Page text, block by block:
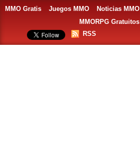
MMO Gratis Juegos MMO Noticias MMO
MMORPG Gratuitos
RSS